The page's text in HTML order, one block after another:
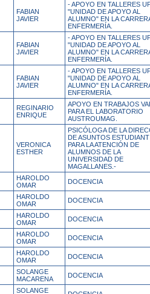
FABIAN
JAVIER
- APOYO EN TALLERES
"UNIDAD DE APOYO AL
ALUMNO" EN LA
ENFERMERÍA.
FABIAN
JAVIER
- APOYO EN TALLERES
"UNIDAD DE APOYO AL
ALUMNO" EN LA
ENFERMERÍA.
FABIAN
JAVIER
- APOYO EN TALLERES
"UNIDAD DE APOYO AL
ALUMNO" EN LA
ENFERMERÍA.
REGINARIO
ENRIQUE
APOYO EN TRABAJOS
PARA EL LABORATORIO
AUSTROUMAG.
VERONICA
ESTHER
PSICÓLOGA DE LA
DE ASUNTOS
PARA LA ATENCIÓN DE
ALUMNOS DE LA
UNIVERSIDAD DE
MAGALLANES.-
HAROLDO
OMAR
DOCENCIA
HAROLDO
OMAR
DOCENCIA
HAROLDO
OMAR
DOCENCIA
HAROLDO
OMAR
DOCENCIA
HAROLDO
OMAR
DOCENCIA
SOLANGE
MACARENA
DOCENCIA
SOLANGE